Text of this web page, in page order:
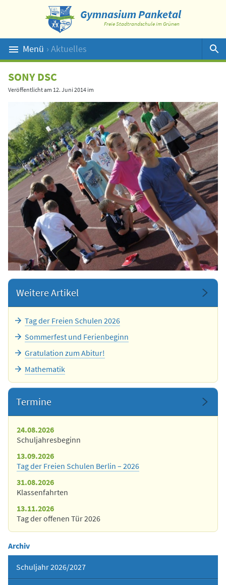
Gymnasium Panketal
Freie Stadtrandschule im Grünen
Menü › Aktuelles
Suche
SONY DSC
Veröffentlicht am 12. Juni 2014 im
Weitere Artikel
Tag der Freien Schulen 2026
Sommerfest und Ferienbeginn
Gratulation zum Abitur!
Mathematik
Termine
24.08.2026
Schuljahresbeginn
13.09.2026
Tag der Freien Schulen Berlin – 2026
31.08.2026
Klassenfahrten
13.11.2026
Tag der offenen Tür 2026
Archiv
Schuljahr 2026/2027